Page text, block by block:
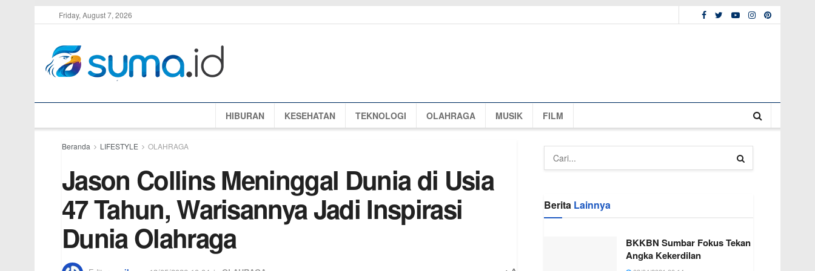
Friday, August 7, 2026
HIBURAN KESEHATAN TEKNOLOGI OLAHRAGA MUSIK FILM
Beranda LIFESTYLE OLAHRAGA
Jason Collins Meninggal Dunia di Usia
47 Tahun, Warisannya Jadi Inspirasi
Dunia Olahraga
Berita Lainnya
BKKBN Sumbar Fokus Tekan
Angka Kekerdilan